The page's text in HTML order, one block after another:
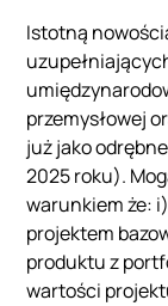
Istotną
przemysłowej
już jako
2025 roku).
warunkiem że:
projektem
produktu z
wartości